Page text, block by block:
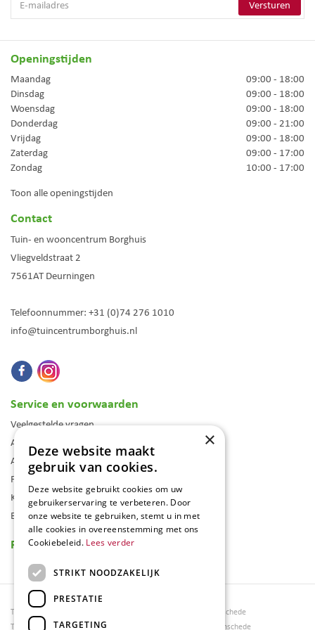
Openingstijden
Maandag
09:00 - 18:00
Dinsdag
09:00 - 18:00
Woensdag
09:00 - 18:00
Donderdag
09:00 - 21:00
Vrijdag
09:00 - 18:00
Zaterdag
09:00 - 17:00
Zondag
10:00 - 17:00
Toon alle openingstijden
Contact
Tuin- en wooncentrum Borghuis
Vliegveldstraat 2
7561AT Deurningen
Telefoonnummer: +31 (0)74 276 1010
info@tuincentrumborghuis.nl
Service en voorwaarden
Veelgestelde vragen
Algemene voorwaarden
Assortiment
Folder
Klantenkaart
Blog
Reviews
Tuincentrum Borghuis
Tuinmeubels
Tuinmeubels Enschede
Tuinmeubelen Enschede
×
Deze website maakt
gebruik van cookies.
Deze website gebruikt cookies om uw
gebruikerservaring te verbeteren. Door
onze website te gebruiken, stemt u in met
alle cookies in overeenstemming met ons
Cookiebeleid. Lees verder
STRIKT NOODZAKELIJK
PRESTATIE
TARGETING